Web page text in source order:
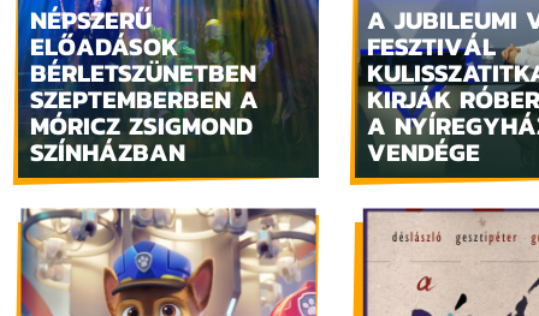
NÉPSZERŰ
ELŐADÁSOK
BÉRLETSZÜNETBEN
SZEPTEMBERBEN A
MÓRICZ ZSIGMOND
SZÍNHÁZBAN
A JUBILEUMI
FESZTIVÁL
KIRJÁK
A
VENDÉGE